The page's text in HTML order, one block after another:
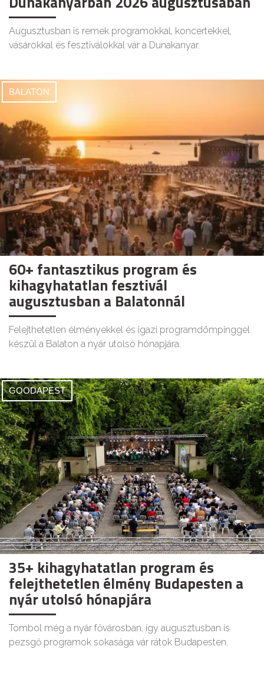
Augusztusban is remek programokkal, koncertekkel,
vásárokkal és fesztiválokkal vár a Dunakanyar.
BALATON
60+ fantasztikus program és
kihagyhatatlan fesztivál
augusztusban a Balatonnál
Felejthetetlen élményekkel és igazi programdömpinggel
készül a Balaton a nyár utolsó hónapjára.
GOODAPEST
35+ kihagyhatatlan program és
felejthetetlen élmény Budapesten a
nyár utolsó hónapjára
Tombol még a nyár fővárosban, így augusztusban is
pezsgő programok sokasága vár rátok Budapesten.